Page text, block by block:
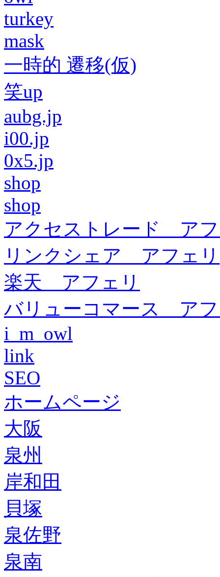
turkey
mask
一時的 遷移(仮)
笑up
aubg.jp
i00.jp
0x5.jp
shop
shop
アクセストレード ア
リンクシェア アフェリ
楽天 アフェリ
バリューコマース ア
i_m_owl
link
SEO
ホームページ
大阪
泉州
岸和田
貝塚
泉佐野
泉南